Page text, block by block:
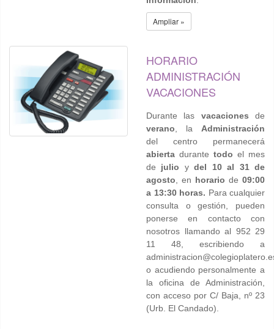
Ampliar »
HORARIO
ADMINISTRACIÓN
VACACIONES
Durante las vacacionesde
verano , la Administración
del centro permanecerá
abierta durante todo el mes
de julio ydel 10 al 31 de
agosto , en horario de 09:00
a 13:30 horas. Para cualquier
consulta o gestión, pueden
ponerse en contacto con
nosotros llamando al 952 29
11 48, escribiendo a
o acudiendo personalmente a
la oficina de Administración,
con acceso por C/ Baja, nº 23
(Urb. El Candado).